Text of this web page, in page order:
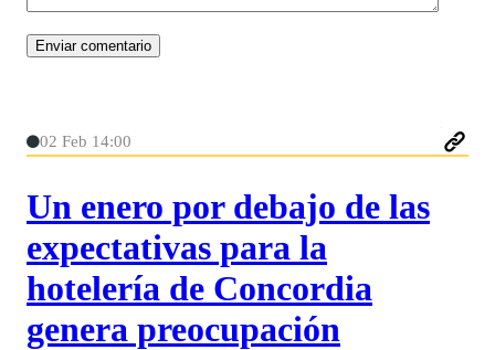
02 Feb 14:00
Un enero por debajo de las
expectativas para la
hotelería de Concordia
genera preocupación